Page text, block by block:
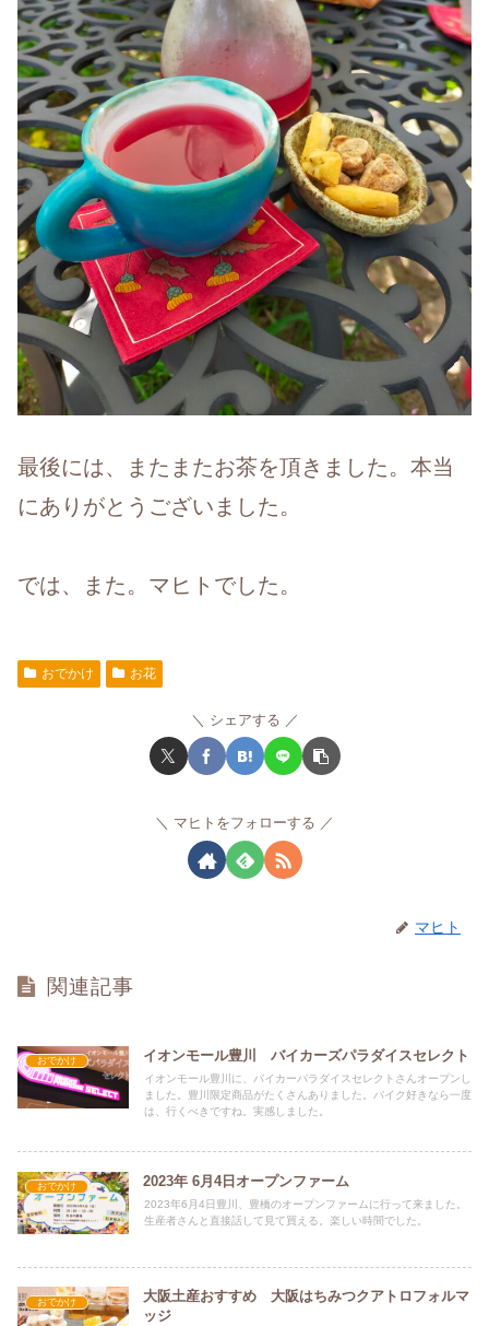
最後には、またまたお茶を頂きました。本当
にありがとうございました。
では、また。マヒトでした。
おでかけ お花
シェアする
マヒトをフォローする
マヒト
関連記事
おでかけ イオンモール豊川 バイカーズパラダイスセレクト
イオンモール豊川に、バイカーパラダイスセレクトさんオープンし
ました。豊川限定商品がたくさんありました。バイク好きなら一度
は、行くべきですね。実感しました。
おでかけ 2023年 6月4日オープンファーム
2023年6月4日豊川、豊橋のオープンファームに行って来ました。
生産者さんと直接話して見て買える。楽しい時間でした。
おでかけ
大阪土産おすすめ 大阪はちみつクアトロフォルマ
ッジ